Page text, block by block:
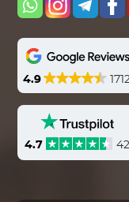
4.9
4.7 42